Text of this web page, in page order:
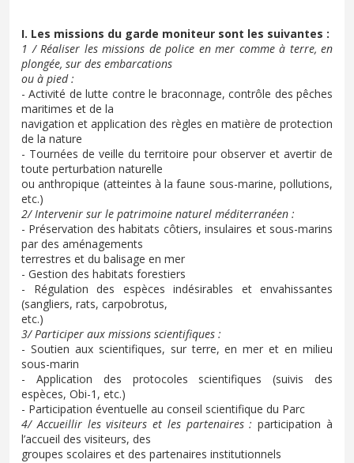
I. Les missions du garde moniteur sont les suivantes :
1 / Réaliser les missions de police en mer comme à terre, en
plongée, sur des embarcations
ou à pied :
- Activité de lutte contre le braconnage, contrôle des pêches
maritimes et de la
navigation et application des règles en matière de protection
de la nature
- Tournées de veille du territoire pour observer et avertir de
toute perturbation naturelle
ou anthropique (atteintes à la faune sous-marine, pollutions,
etc.)
2/ Intervenir sur le patrimoine naturel méditerranéen :
- Préservation des habitats côtiers, insulaires et sous-marins
par des aménagements
terrestres et du balisage en mer
- Gestion des habitats forestiers
- Régulation des espèces indésirables et envahissantes
(sangliers, rats, carpobrotus,
etc.)
3/ Participer aux missions scientifiques :
- Soutien aux scientifiques, sur terre, en mer et en milieu
sous-marin
- Application des protocoles scientifiques (suivis des
espèces, Obi-1, etc.)
- Participation éventuelle au conseil scientifique du Parc
4/ Accueillir les visiteurs et les partenaires :participation à
l’accueil des visiteurs, des
groupes scolaires et des partenaires institutionnels